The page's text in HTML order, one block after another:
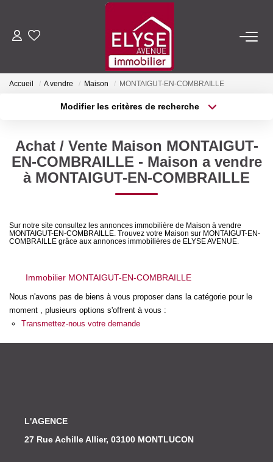
ACHETER
FAIRE GÉRER
Qui Sommes-Nous
Nos Actualités
CONTACT
Accueil A vendre Maison MONTAIGUT-EN-COMBRAILLE
Modifier les critères de recherche
Sélectionnez...
Type de bien
Surface min
Achat / Vente Maison MONTAIGUT-
EN-COMBRAILLE - Maison a vendre
à MONTAIGUT-EN-COMBRAILLE
Sur notre site consultez les annonces immobilière de Maison à vendre
MONTAIGUT-EN-COMBRAILLE. Trouvez votre Maison sur MONTAIGUT-EN-
COMBRAILLE grâce aux annonces immobilières de ELYSE AVENUE.
Immobilier MONTAIGUT-EN-COMBRAILLE
Nous n'avons pas de biens à vous proposer dans la catégorie pour le
moment , plusieurs options s'offrent à vous :
Transmettez-nous votre demande
L'AGENCE
27 Rue Achille Allier, 03100 MONTLUCON